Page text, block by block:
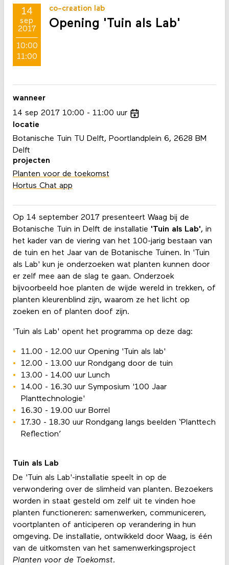
14
sep
2017
10:00
11:00
co-creation lab
Opening 'Tuin als Lab'
Op 14 september 2017 presenteert Waag bij de
Botanische Tuin in Delft de installatie 'Tuin als Lab', in
het kader van de viering van het 100-jarig bestaan van
de tuin en het Jaar van de Botanische Tuinen. In 'Tuin
als Lab' kun je onderzoeken wat planten kunnen door
er zelf mee aan de slag te gaan. Onderzoek
bijvoorbeeld hoe planten de wijde wereld in trekken, of
planten kleurenblind zijn, waarom ze het licht op
zoeken en of planten doof zijn.
'Tuin als Lab' opent het programma op deze dag:
11.00 - 12.00 uur Opening 'Tuin als lab'
12.00 - 13.00 uur Rondgang door de tuin
13.00 - 14.00 uur Lunch
14.00 - 16.30 uur Symposium '100 Jaar
Planttechnologie'
16.30 - 19.00 uur Borrel
17.30 - 18.30 uur Rondgang langs beelden ‘Planttech
Reflection’
Tuin als Lab
De 'Tuin als Lab'-installatie speelt in op de
verwondering over de slimheid van planten. Bezoekers
worden in staat gesteld om zelf uit te vinden hoe
planten functioneren: samenwerken, communiceren,
voortplanten of anticiperen op verandering in hun
omgeving. De installatie, ontwikkeld door Waag, is één
van de uitkomsten van het samenwerkingsproject
Planten voor de Toekomst.
wanneer
14 sep 2017 10:00 11:00 uur
locatie
Botanische Tuin TU Delft, Poortlandplein 6, 2628 BM
Delft
projecten
Planten voor de toekomst
Hortus Chat app